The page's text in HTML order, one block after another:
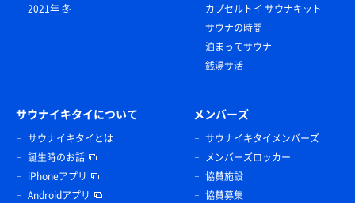
2021年 冬
カプセルトイ サウナキット
サウナの時間
泊まってサウナ
銭湯サ活
サウナイキタイについて
サウナイキタイとは
誕生時のお話
iPhoneアプリ
Androidアプリ
メンバーズ
サウナイキタイメンバーズ
メンバーズロッカー
協賛施設
協賛募集